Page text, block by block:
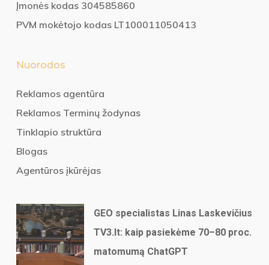
Įmonės kodas 304585860
PVM mokėtojo kodas LT100011050413
Nuorodos
Reklamos agentūra
Reklamos Terminų žodynas
Tinklapio struktūra
Blogas
Agentūros įkūrėjas
GEO specialistas Linas Laskevičius
TV3.lt: kaip pasiekėme 70–80 proc.
matomumą ChatGPT